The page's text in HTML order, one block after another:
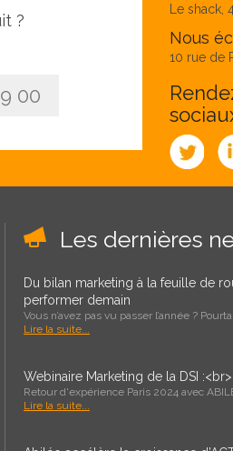
?
00
Le
Nous
10 rue de
Les dernières
Du bilan marketing à la feuille de
performer demain
Vous n’avez pas vu passer l’année ?
Lire la suite...
Webinaire Marketing de la DSI
Retour d'expérience Paris 2024 avec
Lire la suite...